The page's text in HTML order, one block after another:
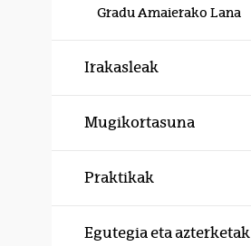
Gradu Amaierako Lana
Irakasleak
Mugikortasuna
Praktikak
Egutegia eta azterketak